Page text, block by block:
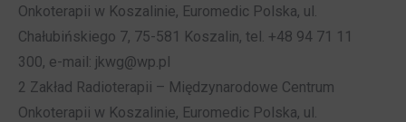
Onkoterapii w Koszalinie, Euromedic Polska, ul.
Chałubińskiego 7, 75-581 Koszalin, tel. +48 94 71 11
300, e-mail: jkwg@wp.pl
2 Zakład Radioterapii – Międzynarodowe Centrum
Onkoterapii w Koszalinie, Euromedic Polska, ul.